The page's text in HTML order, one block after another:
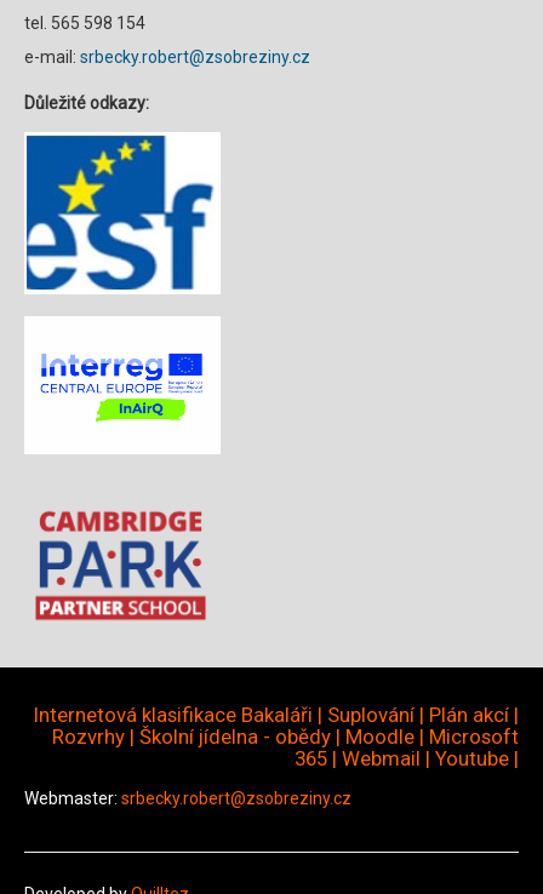
tel. 565 598 154
e-mail: srbecky.robert@zsobreziny.cz
Důležité odkazy:
Internetová klasifikace Bakaláři | Suplování | Plán akcí |
Rozvrhy | Školní jídelna - obědy | Moodle | Microsoft
365 | Webmail | Youtube |
Webmaster: srbecky.robert@zsobreziny.cz